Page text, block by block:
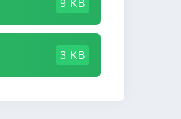
9 KB
3 KB